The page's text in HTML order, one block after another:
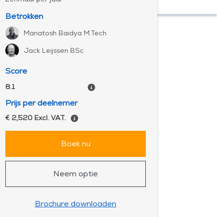
Betrokken
Manatosh Baidya M.Tech
Jack Leijssen BSc
Score
8.1
Prijs per deelnemer
€ 2,520 Excl. VAT.
Boek nu
Neem optie
Brochure downloaden